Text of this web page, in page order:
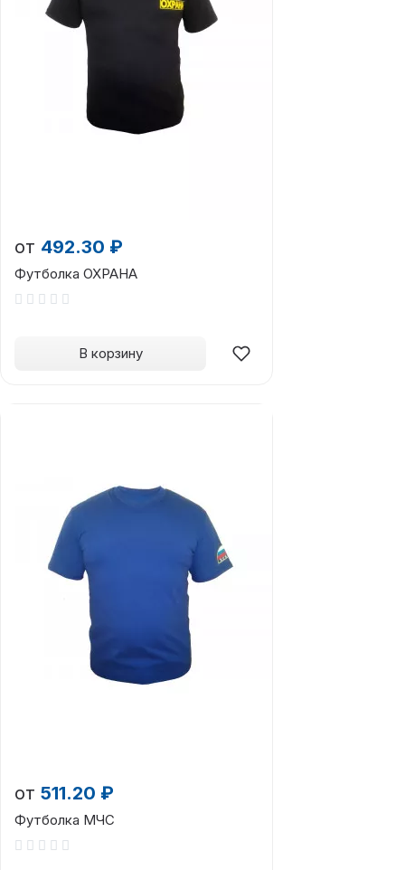
от 492.30 ₽
Футболка ОХРАНА
В корзину
от 511.20 ₽
Футболка МЧС